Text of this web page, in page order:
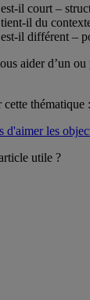
il court –
il du
il différent –
aider d’un
thématique :
d'aimer les
utile ?